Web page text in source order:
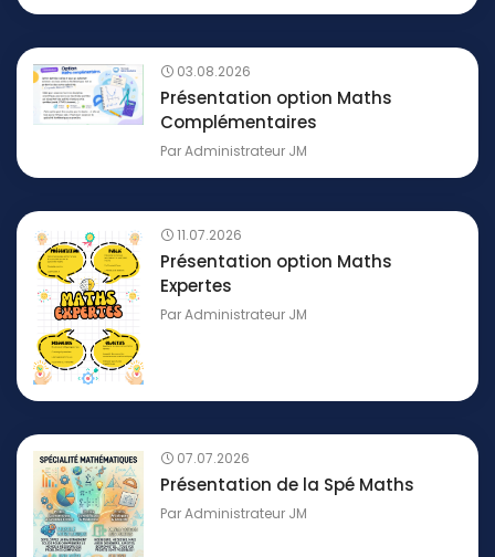
03.08.2026
Présentation option Maths
Complémentaires
ParAdministrateur JM
11.07.2026
Présentation option Maths
Expertes
ParAdministrateur JM
07.07.2026
Présentation de la Spé Maths
ParAdministrateur JM